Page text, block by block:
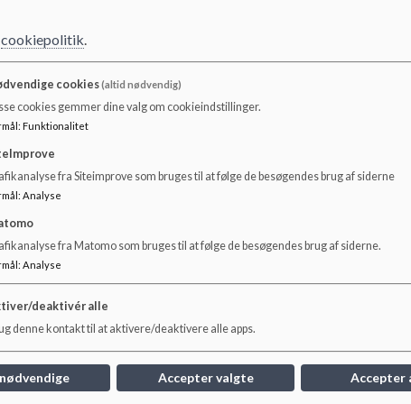
I vuggestuen har vi 36 vuggestuebørn, der er fordelt på 2
stuer hedder Spirerstuen og Solsikkestuen.
Vi er en institution, der har 6 basispladser, så børn med
Vuggestuen har adresse på Bülowsvej 20, 1871
cookiepolitik.
cookies(altid nødvendig)
cookies gemmer dine valg om cookieindstillinger.
: Funktionalitet
fra Siteimprove som bruges til at følge de besøgendes brug af siderne
: Analyse
fra Matomo som bruges til at følge de besøgendes brug af siderne.
: Analyse
deaktivér alle
denne kontakt til at aktivere/deaktivere alle apps.
Accepter valgte Accepter